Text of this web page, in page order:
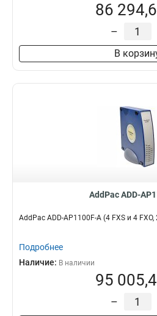
86
–
В
AddPac ADD-
AddPac ADD-AP1100F-A (4 FXS и 4
Подробнее
Наличие: В наличии
95
–